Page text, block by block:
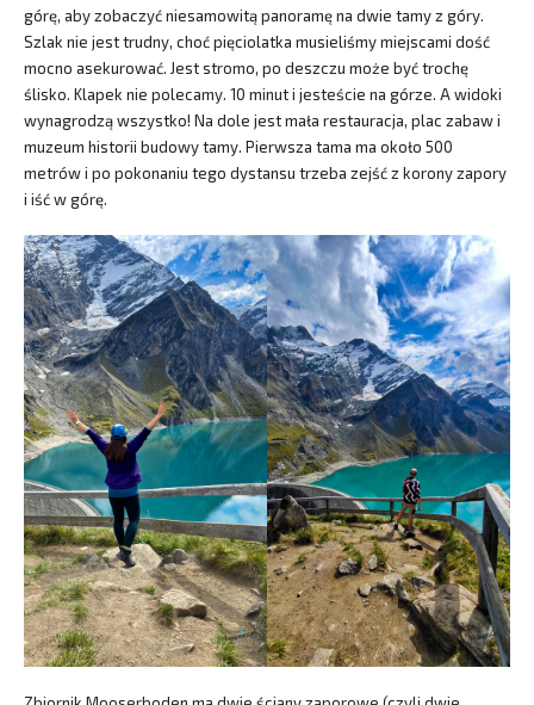
górę, aby zobaczyć niesamowitą panoramę na dwie tamy z góry.
Szlak nie jest trudny, choć pięciolatka musieliśmy miejscami dość
mocno asekurować. Jest stromo, po deszczu może być trochę
ślisko. Klapek nie polecamy. 10 minut i jesteście na górze. A widoki
wynagrodzą wszystko! Na dole jest mała restauracja, plac zabaw i
muzeum historii budowy tamy. Pierwsza tama ma około 500
metrów i po pokonaniu tego dystansu trzeba zejść z korony zapory
i iść w górę.